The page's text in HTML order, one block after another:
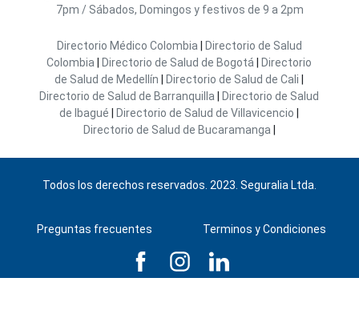
7pm / Sábados, Domingos y festivos de 9 a 2pm
Directorio Médico Colombia
Directorio de Salud
Colombia
Directorio de Salud de Bogotá
Directorio
de Salud de Medellín
Directorio de Salud de Cali
Directorio de Salud de Barranquilla
Directorio de Salud
de Ibagué
Directorio de Salud de Villavicencio
Directorio de Salud de Bucaramanga
Todos los derechos reservados. 2023. Seguralia Ltda.
Preguntas frecuentes Terminos y Condiciones